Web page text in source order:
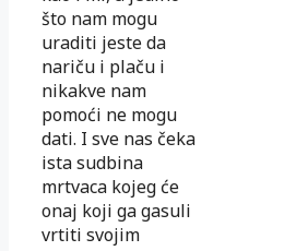
što nam mogu
uraditi jeste da
nariču i plaču i
nikakve nam
pomoći ne mogu
dati. I sve nas čeka
ista sudbina
mrtvaca kojeg će
onaj koji ga gasuli
vrtiti svojim